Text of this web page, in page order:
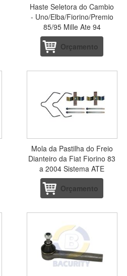
Haste Seletora do Cambio
- Uno/Elba/Fiorino/Premio
85/95 Mille Ate 94
Orçamento
Mola da Pastilha do Freio
Dianteiro da Fiat Fiorino 83
a 2004 Sistema ATE
Orçamento